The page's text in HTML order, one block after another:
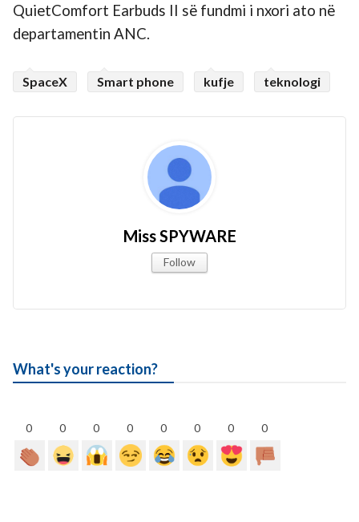
QuietComfort Earbuds II së fundmi i nxori ato në
departamentin ANC.
SpaceX Smart phone kufje teknologi
Miss SPYWARE
Follow
What's your reaction?
0 0 0 0 0 0 0 0